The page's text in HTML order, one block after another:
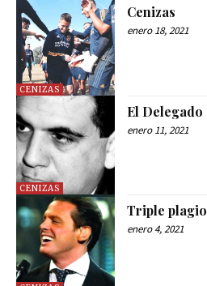
CENIZAS
Cenizas
enero 18, 2021
CENIZAS
El Delegado
enero 11, 2021
Triple plagio
enero 4, 2021